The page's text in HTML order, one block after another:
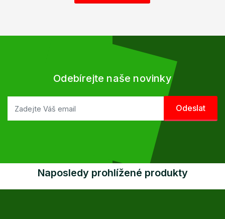
Odebírejte naše novinky
Naposledy prohlížené produkty